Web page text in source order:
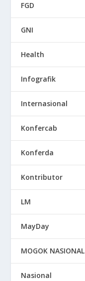
FGD
GNI
Health
Infografik
Internasional
Konfercab
Konferda
Kontributor
LM
MayDay
MOGOK NASIONAL
Nasional